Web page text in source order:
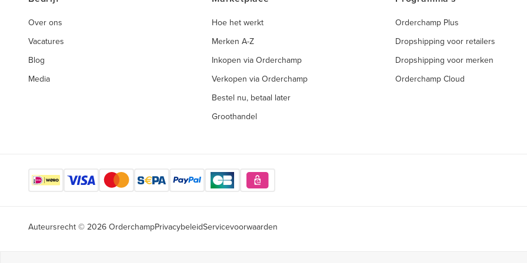
Over ons
Vacatures
Blog
Media
Hoe het werkt
Merken A-Z
Inkopen via Orderchamp
Verkopen via Orderchamp
Bestel nu, betaal later
Groothandel
Orderchamp Plus
Dropshipping voor retailers
Dropshipping voor merken
Orderchamp Cloud
Auteursrecht © 2026 OrderchampPrivacybeleidServicevoorwaarden